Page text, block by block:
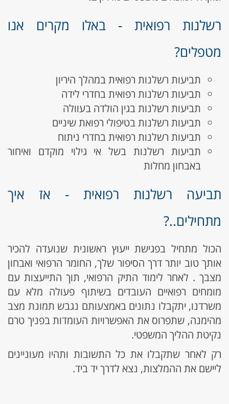
רשלנות רפואית - באלו מקרים אנו
מטפלים?
תביעות רשלנות רפואית במהלך היריון
תביעות רשלנות רפואית בחדרי לידה
תביעות רשלנות בגין הולדה בעוולה
תביעות רשלנות בטיפולי רפואת שיניים
תביעות רשלנות רפואית בחדרי ניתוח
תביעות רשלנות בשל אי גילוי מוקדם ואיחור
באבחון מחלות
תביעה רשלנות רפואית - אז איך
מתחילים..?
הכול מתחיל בפגישת ייעוץ ראשונית שנועדה להכיר
אותך טוב יותר דרך הסיפור שלך, החומר הרפואי ואבחון
מצבך . לאחר לימוד התיק הרפואי, תוך התייעצות עם
מומחים רפואיים העובדים בשיתוף פעולה מלא עם
משרדנו, יתקבלו נתונים באמצעותם נגבש תמונת מצב
מהימנה, שתפרוס את האפשרויות העומדות בפניך טרם
נקיטת ההליך המשפטי.
רק לאחר שתקבלו את כל התשובות ותהיו מעוניינים
ליישם את ההמלצות, נצא לדרך יד ביד.